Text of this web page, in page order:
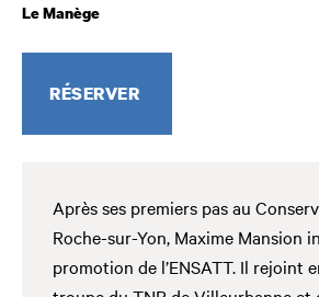
Le Manège
RÉSERVER
Après ses premiers pas au
Roche-sur-Yon, Maxime Mansion
promotion de l’ENSATT. Il rejoint